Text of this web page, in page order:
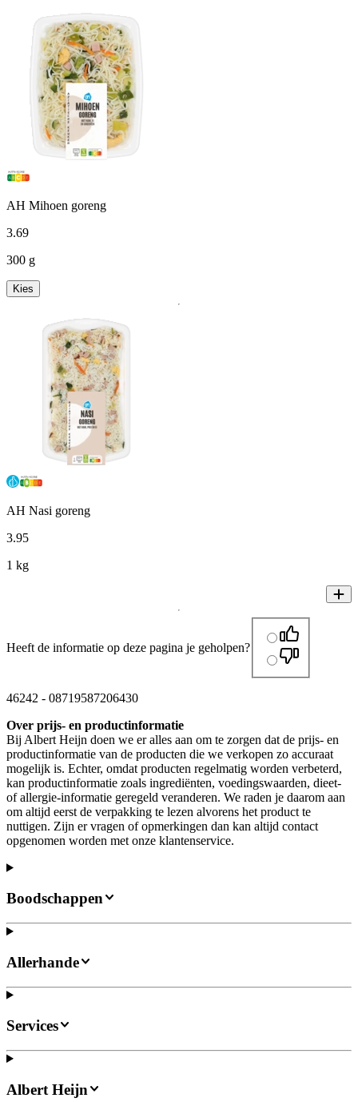
AH Mihoen goreng
3.69
300 g
Kies
AH Nasi goreng
3.95
1 kg
Heeft de informatie op deze pagina je geholpen?
46242 - 08719587206430
Over prijs- en productinformatie
Bij Albert Heijn doen we er alles aan om te zorgen dat de prijs- en
productinformatie van de producten die we verkopen zo accuraat
mogelijk is. Echter, omdat producten regelmatig worden verbeterd,
kan productinformatie zoals ingrediënten, voedingswaarden, dieet-
of allergie-informatie geregeld veranderen. We raden je daarom aan
om altijd eerst de verpakking te lezen alvorens het product te
nuttigen. Zijn er vragen of opmerkingen dan kan altijd contact
opgenomen worden met onze klantenservice.
Boodschappen
Allerhande
Services
Albert Heijn